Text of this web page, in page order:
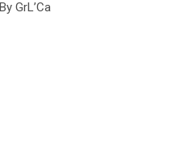
GrL’Ca